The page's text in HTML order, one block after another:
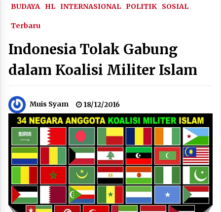
BUDAYA HL INTERNASIONAL POLITIK SOSIAL
Terbaru
Indonesia Tolak Gabung
dalam Koalisi Militer Islam
Muis Syam 18/12/2016